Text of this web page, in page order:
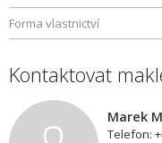
Forma vlastnictví
Kontaktovat
Marek
Telefon: